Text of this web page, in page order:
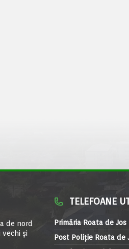
de nord
şi
TELEFOANE
Primăria Roata de Jos
Post Poliție Roata de